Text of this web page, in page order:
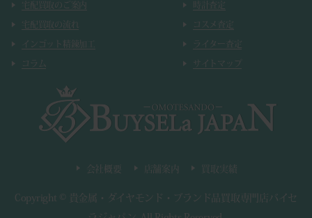
宅配買取のご案内
宅配買取の流れ
インゴット精錬加工
コラム
時計査定
コスメ査定
ライター査定
サイトマップ
会社概要 店舗案内 買取実績
Copyright ©
貴金属・ダイヤモンド・ブランド品買取専門店バイセ